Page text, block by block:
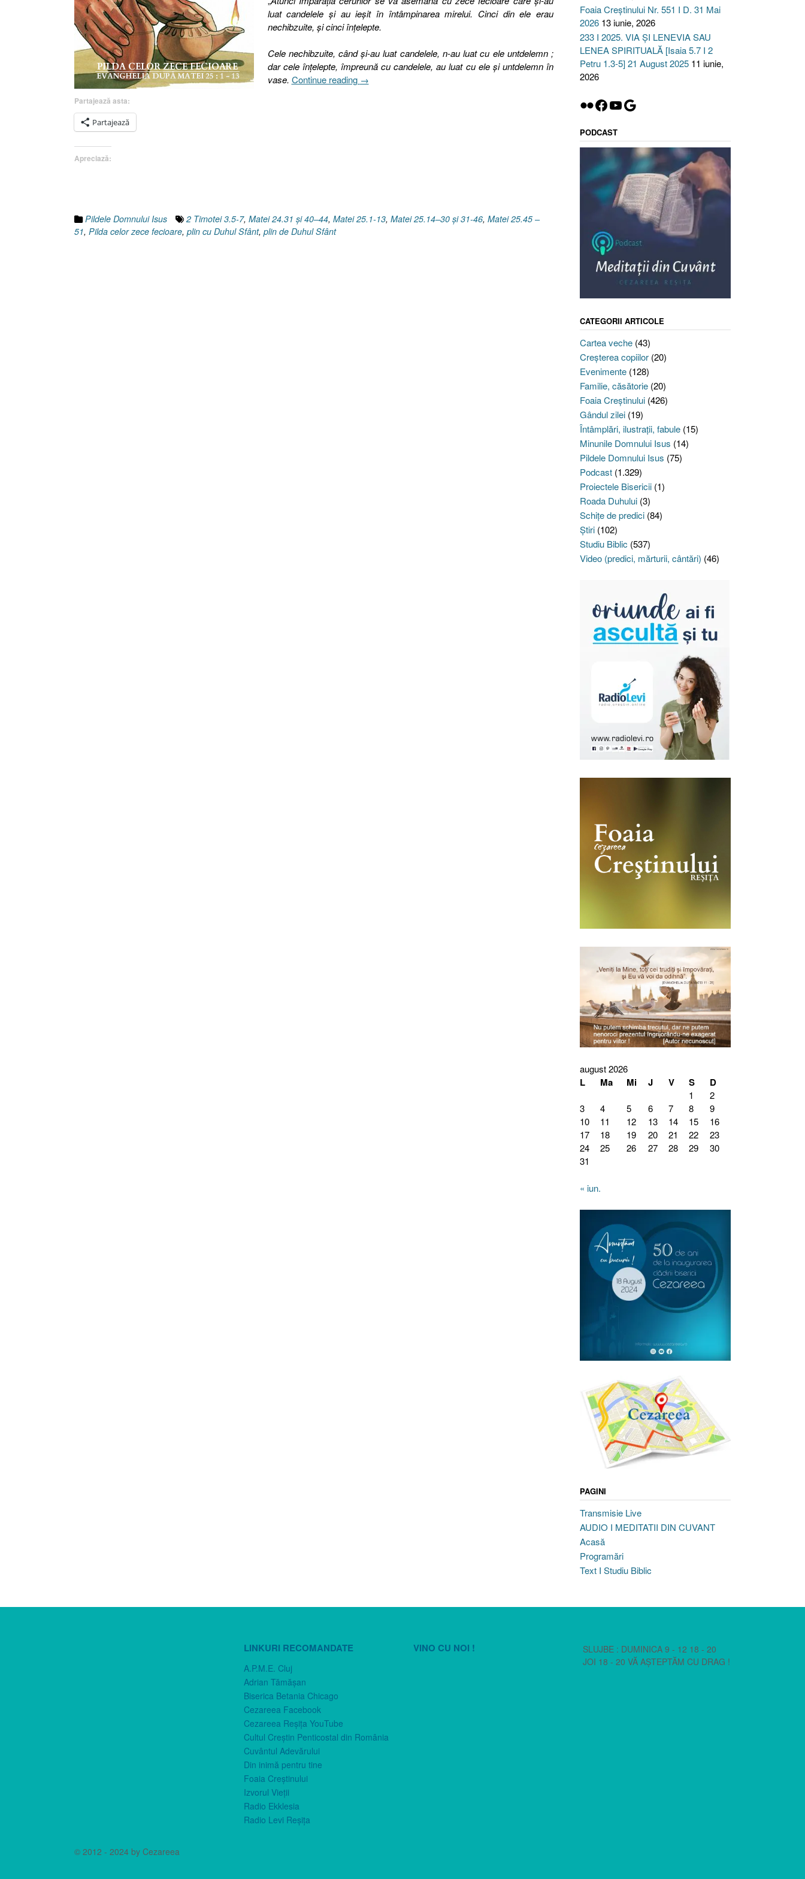
luat candelele şi au ieşit în întâmpinarea mirelui. Cinci din ele erau
nechibzuite, şi cinci înţelepte.
Cele nechibzuite, când şi-au luat candelele, n-au luat cu ele untdelemn ;
dar cele înţelepte, împreună cu candelele, au luat cu ele şi untdelemn în
vase. Continue reading „Pilda
→
Partajează asta:
Partajează
Apreciază:
Pildele Domnului Isus 2 Timotei 3.5-7, Matei 24.31 şi 40–44, Matei 25.1-13, Matei 25.14–30 şi 31-46, Matei 25.45 –
51, Pilda celor zece fecioare, plin cu Duhul Sfânt, plin de Duhul Sfânt
Foaia Creștinului Nr. 551 I D. 31 Mai
2026 13 iunie, 2026
233 I 2025. VIA ȘI LENEVIA SAU
LENEA SPIRITUALĂ [Isaia 5.7 I 2
Petru 1.3-5] 21 August 2025 11 iunie,
2026
Flickr
Facebook
YouTube
Google
PODCAST
CATEGORII ARTICOLE
Cartea veche(43)
Creşterea copiilor(20)
Evenimente(128)
Familie, căsătorie(20)
Foaia Creştinului(426)
Gândul zilei(19)
Întâmplări, ilustraţii, fabule(15)
Minunile Domnului Isus (14)
Pildele Domnului Isus (75)
Podcast(1.329)
Proiectele Bisericii(1)
Roada Duhului(3)
Schiţe de predici(84)
Ştiri(102)
Studiu Biblic (537)
Video (predici, mărturii, cântări) (46)
august 2026
L Ma Mi J V S D
1
2
3
4 5 6 7 8
9
10
11 12 13 14 15
16
17
18 19 20 21 22
23
24
25 26 27 28 29
30
31
« iun.
PAGINI
Transmisie Live
AUDIO I MEDITATII DIN CUVANT
Acasă
Programări
Text I Studiu Biblic
LINKURI RECOMANDATE
A.P.M.E. Cluj
Adrian Tămăşan
Biserica Betania Chicago
Cezareea Facebook
Cezareea Reşiţa YouTube
Cultul Creştin Penticostal din România
Cuvântul Adevărului
Din inimă pentru tine
Foaia Creştinului
Izvorul Vieţii
Radio Ekklesia
Radio Levi Reşiţa
VINO CU NOI !
SLUJBE : DUMINICA 9 - 12 18 - 20
JOI 18 - 20 VĂ AȘTEPTĂM CU DRAG !
© 2012 - 2024 by Cezareea